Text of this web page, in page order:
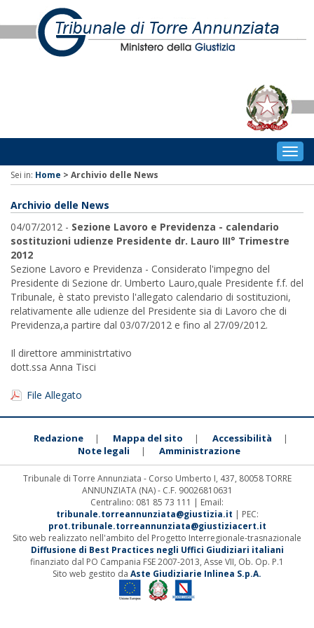
Sei in: Home > Archivio delle News
Archivio delle News
04/07/2012 - Sezione Lavoro e Previdenza - calendario
sostituzioni udienze Presidente dr. Lauro III° Trimestre
2012
Sezione Lavoro e Previdenza - Considerato l'impegno del
Presidente di Sezione dr. Umberto Lauro,quale Presidente f.f. del
Tribunale, è stato previsto l'allegato calendario di sostituzioni,
relativamente alle udienze del Presidente sia di Lavoro che di
Previdenza,a partire dal 03/07/2012 e fino al 27/09/2012.
Il direttore amministrtativo
dott.ssa Anna Tisci
File Allegato
Redazione | Mappa del sito | Accessibilità |
Note legali | Amministrazione
Tribunale di Torre Annunziata - Corso Umberto I, 437, 80058 TORRE
ANNUNZIATA (NA) - C.F. 90026810631
Centralino: 081 85 73 111 | Email:
tribunale.torreannunziata@giustizia.it | PEC:
prot.tribunale.torreannunziata@giustiziacert.it
Sito web realizzato nell'ambito del Progetto Interregionale-trasnazionale
Diffusione di Best Practices negli Uffici Giudiziari italiani
finanziato dal PO Campania FSE 2007-2013, Asse VII, Ob. Op. P.1
Sito web gestito da Aste Giudiziarie Inlinea S.p.A.